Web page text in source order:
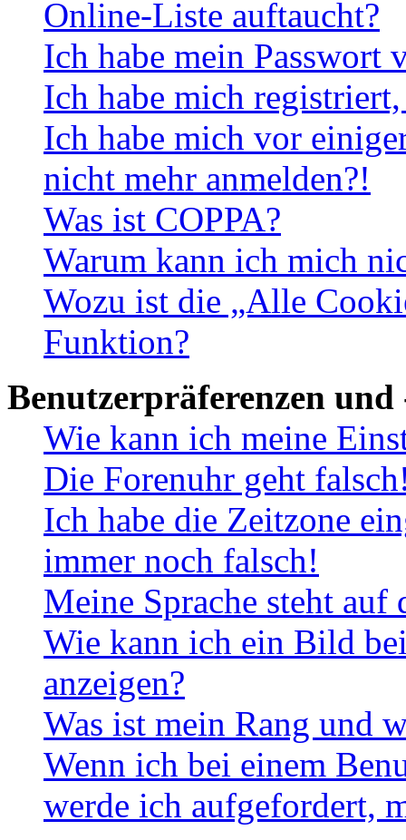
Online-Liste auftaucht?
Ich habe mein Passwort
Ich habe mich
Ich habe mich vor
nicht mehr anmelden?!
Was ist COPPA?
Warum kann ich mich
Wozu ist die „Alle
Funktion?
Benutzerpräferenzen und
Wie kann ich meine
Die Forenuhr geht
Ich habe die Zeitzone
immer noch falsch!
Meine Sprache steht
Wie kann ich ein Bild
anzeigen?
Was ist mein Rang und
Wenn ich bei einem
werde ich aufgefordert,